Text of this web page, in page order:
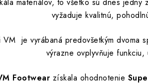
vyžaduje kvalitnú,
VM je vyrábaná predovšetkým
výrazne ovplyvňuje
Footwear získala ohodnotenie